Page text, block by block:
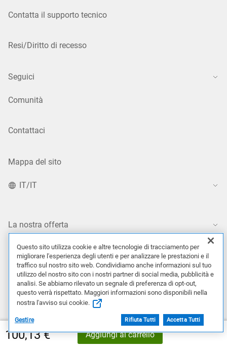
100,13 € Aggiungi al carrello
Contatta il supporto tecnico
Resi/Diritto di recesso
Seguici
Comunità
Contattaci
Mappa del sito
IT/IT
La nostra offerta
Intelligenza artificiale
Prodotti
Servizi
Questo sito utilizza cookie e altre tecnologie di tracciamento per
migliorare l'esperienza degli utenti e per analizzare le prestazioni e il
traffico sul nostro sito web. Condividiamo anche informazioni sul tuo
utilizzo del nostro sito con i nostri partner di social media, pubblicità e
analisi. Se abbiamo rilevato un segnale di preferenza di opt-out,
questo verrà rispettato. Maggiori informazioni sono disponibili nella
nostra l'avviso sui cookie.
Gestire Rifiuta Tutti Accetta Tutti